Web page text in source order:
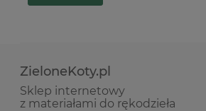
ZieloneKoty.pl
Sklep internetowy
z materiałami do rękodzieła